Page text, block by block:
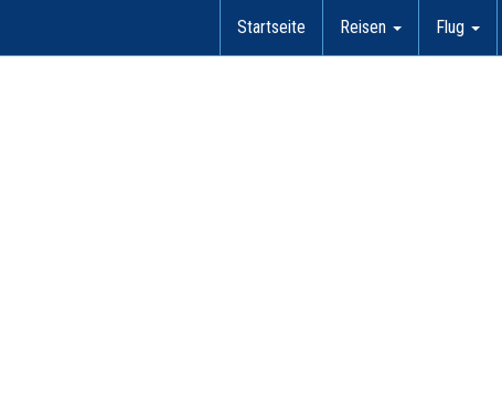
Startseite Reisen Flug